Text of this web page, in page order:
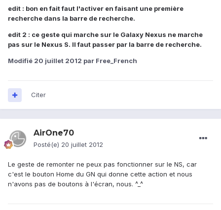
edit : bon en fait faut l'activer en faisant une première
recherche dans la barre de recherche.
edit 2 : ce geste qui marche sur le Galaxy Nexus ne marche
pas sur le Nexus S. Il faut passer par la barre de recherche.
Modifié 20 juillet 2012 par Free_French
Citer
AirOne70
Posté(e) 20 juillet 2012
Le geste de remonter ne peux pas fonctionner sur le NS, car
c'est le bouton Home du GN qui donne cette action et nous
n'avons pas de boutons à l'écran, nous. ^_^